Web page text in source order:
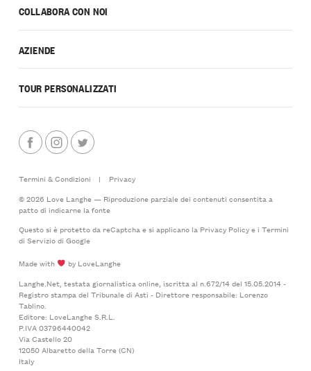
COLLABORA CON NOI
AZIENDE
TOUR PERSONALIZZATI
Termini & Condizioni |
Privacy
© 2026 Love Langhe — Riproduzione parziale dei contenuti consentita a
patto di indicarne la fonte
Questo si è protetto da reCaptcha e si applicano la Privacy Policye i Termini
di Serviziodi Google
Made with
by LoveLanghe
Langhe.Net, testata giornalistica online, iscritta al n.672/14 del 15.05.2014 -
Registro stampa del Tribunale di Asti - Direttore responsabile: Lorenzo
Tablino.
Editore: LoveLanghe S.R.L.
P.IVA 03796440042
Via Castello 20
12050 Albaretto della Torre (CN)
Italy